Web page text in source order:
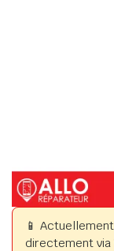
📱
directement via